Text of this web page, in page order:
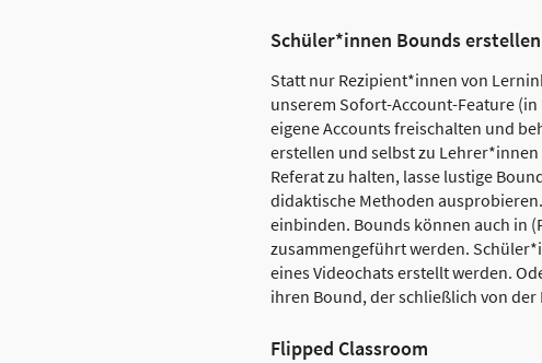
Schüler*innen Bounds
Statt nur Rezipient*innen von
unserem Sofort-Account-Feature
eigene Accounts freischalten und
erstellen und selbst zu
Referat zu halten, lasse lustige
didaktische Methoden
einbinden. Bounds können auch in
zusammengeführt werden.
eines Videochats erstellt werden.
ihren Bound, der schließlich von
Flipped Classroom